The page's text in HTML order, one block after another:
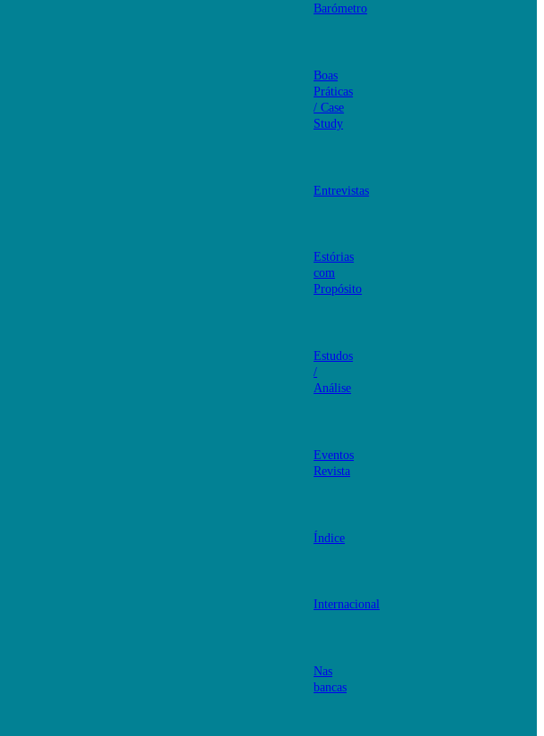
Barómetro
Boas
Práticas
/ Case
Study
Entrevistas
Estórias
com
Propósito
Estudos
/
Análise
Eventos
Revista
Índice
Internacional
Nas
bancas